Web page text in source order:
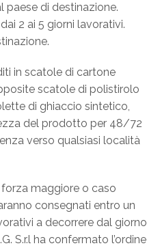
paese di destinazione.
2 ai 5 giorni lavorativi.
in scatole di cartone
scatole di polistirolo
di ghiaccio sintetico,
del prodotto per 48/72
verso qualsiasi località
maggiore o caso
consegnati entro un
a decorrere dal giorno
S.r.l ha confermato l’ordine